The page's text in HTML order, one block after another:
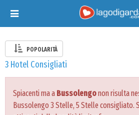
Toggle
navigation
POPOLARITÀ
3 Hotel Consigliati
Spiacenti ma a Bussolengonon risulta
Bussolengo 3 Stelle, 5 Stelle consigliato.